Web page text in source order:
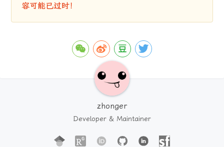
容可能已过时！
zhonger
Developer & Maintainer